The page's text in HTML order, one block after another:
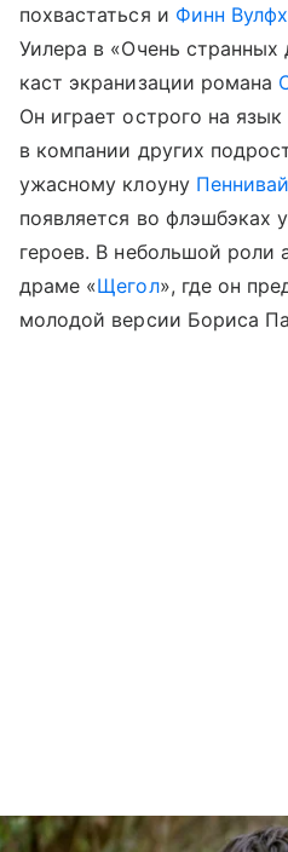
похвастаться и Финн
Уилера в «Очень странных
каст экранизации романа
Он играет острого на
в компании других
ужасному клоуну
появляется во флэшбэках
героев. В небольшой роли
драме «Щегол», где он
молодой версии Бориса